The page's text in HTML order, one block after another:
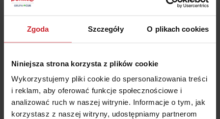
Zgoda Szczegóły O plikach cookies
Niniejsza strona korzysta z plików cookie
Wykorzystujemy pliki cookie do spersonalizowania treści
i reklam, aby oferować funkcje społecznościowe i
analizować ruch w naszej witrynie. Informacje o tym, jak
korzystasz z naszej witryny, udostępniamy partnerom